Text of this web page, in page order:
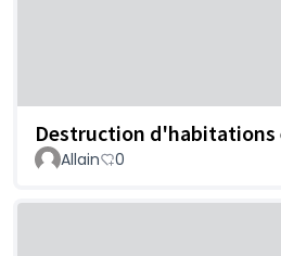
Destruction d'habitations
Allain 0